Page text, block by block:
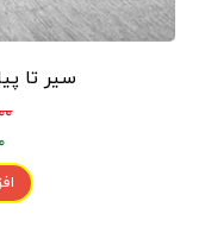
سیر تا